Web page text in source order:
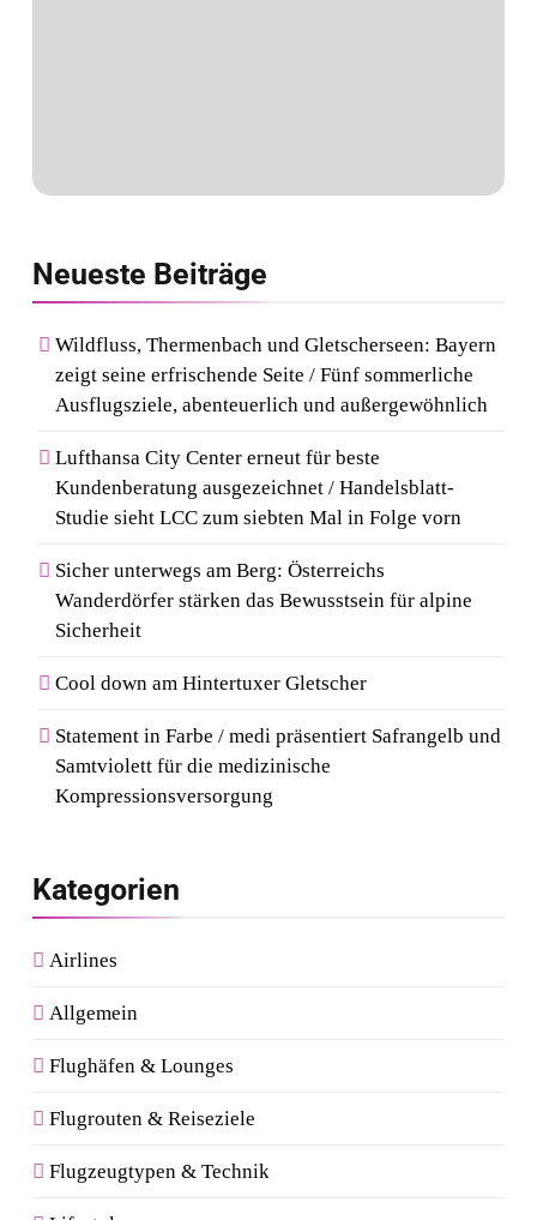
Neueste Beiträge
Wildfluss, Thermenbach und Gletscherseen: Bayern
zeigt seine erfrischende Seite / Fünf sommerliche
Ausflugsziele, abenteuerlich und außergewöhnlich
Lufthansa City Center erneut für beste
Kundenberatung ausgezeichnet / Handelsblatt-
Studie sieht LCC zum siebten Mal in Folge vorn
Sicher unterwegs am Berg: Österreichs
Wanderdörfer stärken das Bewusstsein für alpine
Sicherheit
Cool down am Hintertuxer Gletscher
Statement in Farbe / medi präsentiert Safrangelb und
Samtviolett für die medizinische
Kompressionsversorgung
Kategorien
Airlines
Allgemein
Flughäfen & Lounges
Flugrouten & Reiseziele
Flugzeugtypen & Technik